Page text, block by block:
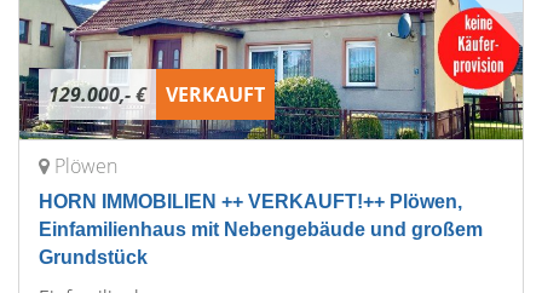
129.000,- € VERKAUFT
Plöwen
HORN IMMOBILIEN ++ VERKAUFT!++ Plöwen,
Einfamilienhaus mit Nebengebäude und großem
Grundstück